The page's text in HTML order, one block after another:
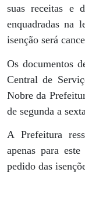
suas receitas e
enquadradas na
isenção será
Os documentos
Central de
Nobre da
de segunda a
A Prefeitura
apenas para
pedido das